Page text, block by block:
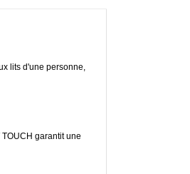
lits d'une personne,
garantit une